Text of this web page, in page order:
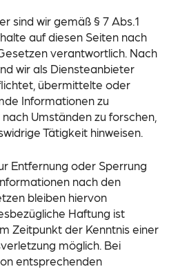
sind wir gemäß § 7 Abs.1
auf diesen Seiten nach
verantwortlich. Nach
wir als Diensteanbieter
übermittelte oder
Informationen zu
Umständen zu forschen,
Tätigkeit hinweisen.
Entfernung oder Sperrung
nach den
bleiben hiervon
Haftung ist
Zeitpunkt der Kenntnis einer
möglich. Bei
entsprechenden